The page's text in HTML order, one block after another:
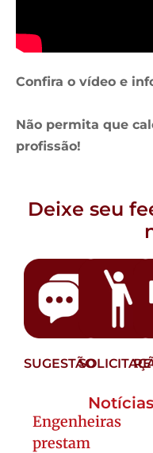
Confira o vídeo e
Não permita que
profissão!
Deixe seu
SUGESTÃO
Engenheiras
prestam